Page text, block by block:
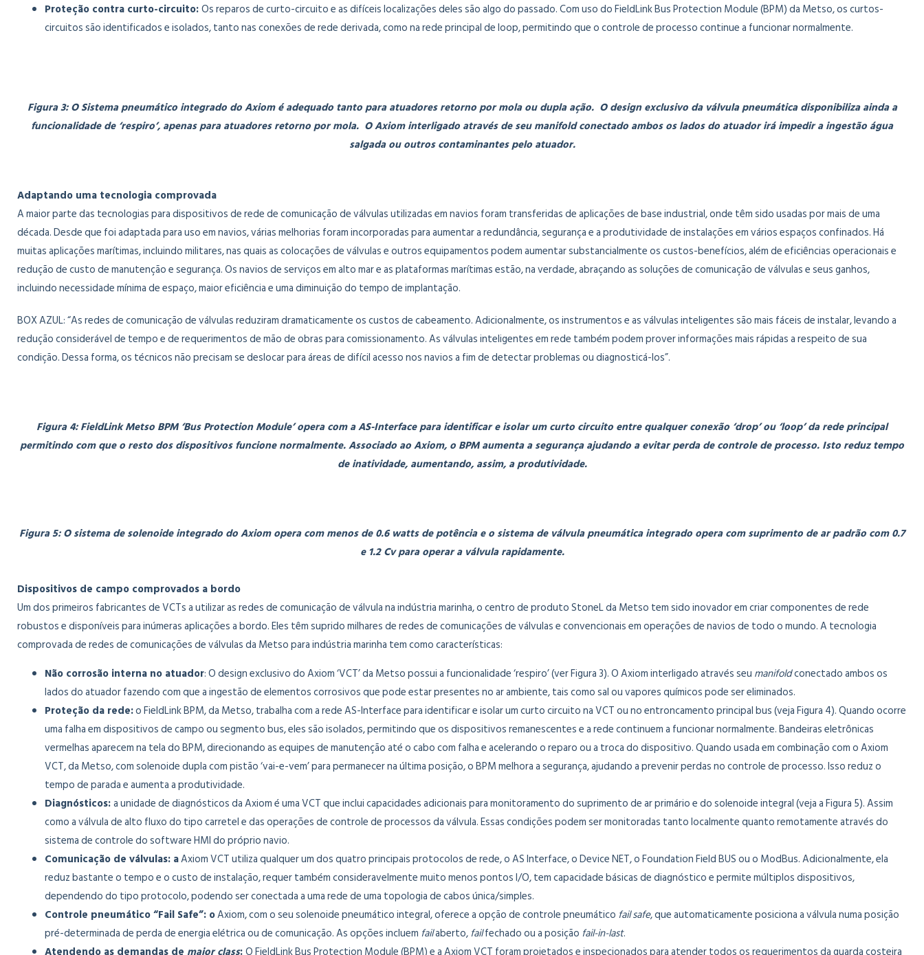
Proteção contra curto-circuito:Os reparos de curto-circuito e as difíceis localizações deles são algo do passado. Com uso do FieldLink Bus Protection Module (BPM) da Metso, os curtos-
circuitos são identificados e isolados, tanto nas conexões de rede derivada, como na rede principal de loop, permitindo que o controle de processo continue a funcionar normalmente.
Figura 3: O Sistema pneumático integrado do Axiom é adequado tanto para atuadores retorno por mola ou dupla ação. O design exclusivo da válvula pneumática disponibiliza ainda a
funcionalidade de ‘respiro’, apenas para atuadores retorno por mola. O Axiom interligado através de seu manifold conectado ambos os lados do atuador irá impedir a ingestão água
salgada ou outros contaminantes pelo atuador.
Adaptando uma tecnologia comprovada
A maior parte das tecnologias para dispositivos de rede de comunicação de válvulas utilizadas em navios foram transferidas de aplicações de base industrial, onde têm sido usadas por mais de uma
década. Desde que foi adaptada para uso em navios, várias melhorias foram incorporadas para aumentar a redundância, segurança e a produtividade de instalações em vários espaços confinados. Há
muitas aplicações marítimas, incluindo militares, nas quais as colocações de válvulas e outros equipamentos podem aumentar substancialmente os custos-benefícios, além de eficiências operacionais e
redução de custo de manutenção e segurança. Os navios de serviços em alto mar e as plataformas marítimas estão, na verdade, abraçando as soluções de comunicação de válvulas e seus ganhos,
incluindo necessidade mínima de espaço, maior eficiência e uma diminuição do tempo de implantação.
BOX AZUL: “As redes de comunicação de válvulas reduziram dramaticamente os custos de cabeamento. Adicionalmente, os instrumentos e as válvulas inteligentes são mais fáceis de instalar, levando a
redução considerável de tempo e de requerimentos de mão de obras para comissionamento. As válvulas inteligentes em rede também podem prover informações mais rápidas a respeito de sua
condição. Dessa forma, os técnicos não precisam se deslocar para áreas de difícil acesso nos navios a fim de detectar problemas ou diagnosticá-los”.
Figura 4: FieldLink Metso BPM ‘Bus Protection Module’ opera com a AS-Interface para identificar e isolar um curto circuito entre qualquer conexão ‘drop’ ou ‘loop’ da rede principal
permitindo com que o resto dos dispositivos funcione normalmente. Associado ao Axiom, o BPM aumenta a segurança ajudando a evitar perda de controle de processo. Isto reduz tempo
de inatividade, aumentando, assim, a produtividade.
Figura 5: O sistema de solenoide integrado do Axiom opera com menos de 0.6 watts de potência e o sistema de válvula pneumática integrado opera com suprimento de ar padrão com 0.7
e 1.2 Cv para operar a válvula rapidamente.
Dispositivos de campo comprovados a bordo
Um dos primeiros fabricantes de VCTs a utilizar as redes de comunicação de válvula na indústria marinha, o centro de produto StoneL da Metso tem sido inovador em criar componentes de rede
robustos e disponíveis para inúmeras aplicações a bordo. Eles têm suprido milhares de redes de comunicações de válvulas e convencionais em operações de navios de todo o mundo. A tecnologia
comprovada de redes de comunicações de válvulas da Metso para indústria marinha tem como características:
Não corrosão interna no atuador: O design exclusivo do Axiom ‘VCT’ da Metso possui a funcionalidade ‘respiro’ (ver Figura 3). O Axiom interligado através seu manifoldconectado ambos os
lados do atuador fazendo com que a ingestão de elementos corrosivos que pode estar presentes no ar ambiente, tais como sal ou vapores químicos pode ser eliminados.
Proteção da rede:o FieldLink BPM, da Metso, trabalha com a rede AS-Interface para identificar e isolar um curto circuito na VCT ou no entroncamento principal bus (veja Figura 4). Quando ocorre
uma falha em dispositivos de campo ou segmento bus, eles são isolados, permitindo que os dispositivos remanescentes e a rede continuem a funcionar normalmente. Bandeiras eletrônicas
vermelhas aparecem na tela do BPM, direcionando as equipes de manutenção até o cabo com falha e acelerando o reparo ou a troca do dispositivo. Quando usada em combinação com o Axiom
VCT, da Metso, com solenoide dupla com pistão ‘vai-e-vem’ para permanecer na última posição, o BPM melhora a segurança, ajudando a prevenir perdas no controle de processo. Isso reduz o
tempo de parada e aumenta a produtividade.
Diagnósticos:a unidade de diagnósticos da Axiom é uma VCT que inclui capacidades adicionais para monitoramento do suprimento de ar primário e do solenoide integral (veja a Figura 5). Assim
como a válvula de alto fluxo do tipo carretel e das operações de controle de processos da válvula. Essas condições podem ser monitoradas tanto localmente quanto remotamente através do
sistema de controle do software HMI do próprio navio.
Comunicação de válvulas: aAxiom VCT utiliza qualquer um dos quatro principais protocolos de rede, o AS Interface, o Device NET, o Foundation Field BUS ou o ModBus. Adicionalmente, ela
reduz bastante o tempo e o custo de instalação, requer também consideravelmente muito menos pontos I/O, tem capacidade básicas de diagnóstico e permite múltiplos dispositivos,
dependendo do tipo protocolo, podendo ser conectada a uma rede de uma topologia de cabos única/simples.
Controle pneumático “Fail Safe”: oAxiom, com o seu solenoide pneumático integral, oferece a opção de controle pneumático fail safe, que automaticamente posiciona a válvula numa posição
pré-determinada de perda de energia elétrica ou de comunicação. As opções incluem failaberto,failfechado ou a posição fail-in-last.